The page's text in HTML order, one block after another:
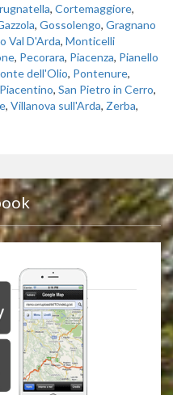
, Cortemaggiore,
, Gossolengo, Gragnano
Val D'Arda, Monticelli
, Pecorara, Piacenza, Pianello
dell'Olio, Pontenure,
, San Pietro in Cerro,
, Villanova sull'Arda, Zerba,